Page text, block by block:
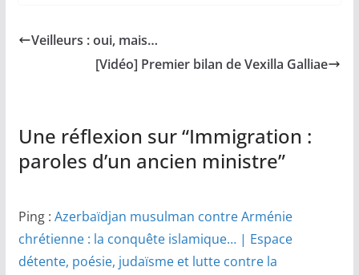
Veilleurs : oui, mais…
[Vidéo] Premier bilan de Vexilla Galliae
Une réflexion sur “Immigration :
paroles d’un ancien ministre”
Ping : Azerbaïdjan musulman contre Arménie
chrétienne : la conquête islamique… | Espace
détente, poésie, judaïsme et lutte contre la